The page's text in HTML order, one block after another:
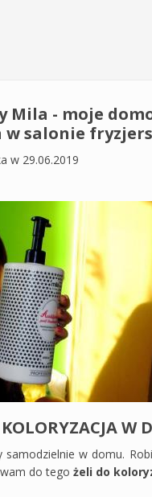
Mila - moje
salonie
w 29.06.2019
W
samodzielnie w domu.
do tego żeli do